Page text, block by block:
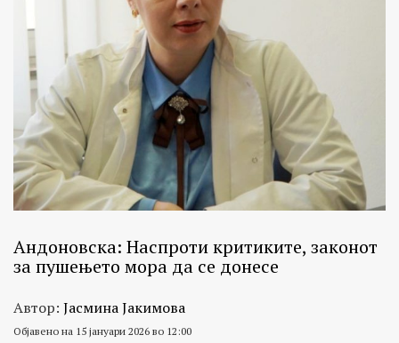
Андоновска: Наспроти критиките, законот
за пушењето мора да се донесе
Автор: Јасмина Јакимова
Објавено на 15 јануари 2026 во 12:00